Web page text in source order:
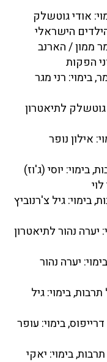
אודי גוטשלק
הישראלי
ממון / הארנב
הפקות
בימוי: רני מגר
גוטשלק לתיאטרון
אילון נופר
בימוי: יוסי (ג'וז)
בימוי: גיל צ'רנוביץ
נהור לתיאטרון
יערה נהור
בימוי: גיל
בימוי: עופר
בימוי: יאקי